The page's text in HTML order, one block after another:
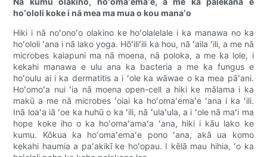
hoʻololi koke i nā mea ma mua o kou manaʻo
Hiki i nā noʻonoʻo olakino ke hoʻolalelale i ka manawa no ka
hoʻololi ʻana i nā lako yoga. Hōʻiliʻili ka hou, nā ʻaila ʻili, a me nā
microbes kaiapuni ma nā moena, nā poloka, a me ka lole, i
kekahi manawa e ulu ana ka bacteria a me ka fungus e
hoʻoulu ai i ka dermatitis a i ʻole ka wāwae o ka mea pāʻani.
Hoʻomoʻa nui ʻia nā moena open-cell a hiki ke mālama i ka
makū a me nā microbes ʻoiai ka hoʻomaʻemaʻe ʻana i ka ʻili.
Inā loaʻa iā ʻoe ka huhū o ka ʻili, nā ʻulaʻula, a i ʻole nā ​​​​maʻi ma
hope koke iho o ka hoʻomaʻamaʻa ʻana, hiki i kāu lako ke
kumu. Kōkua ka hoʻomaʻemaʻe pono ʻana, akā ua komo
kekahi haumia a paʻakikī ke hoʻopau. I kēlā mau hihia, ʻo ka